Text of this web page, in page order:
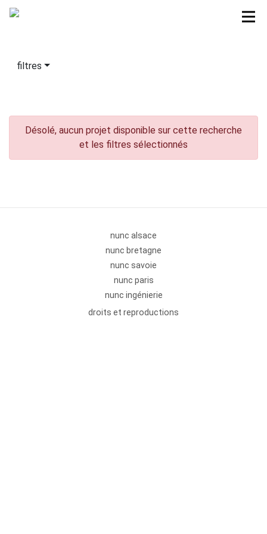
filtres
Désolé, aucun projet disponible sur cette recherche
et les filtres sélectionnés
nunc alsace
nunc bretagne
nunc savoie
nunc paris
nunc ingénierie
droits et reproductions